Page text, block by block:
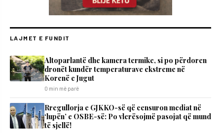
LAJMET E FUNDIT
Altoparlantë dhe kamera termike, si po përdoren
dronët kundër temperaturave ekstreme në
Korenë e Jugut
0 min më parë
Rregullorja e GJKKO-së që censuron mediat në
‘lupën’ e OSBE-së: Po vlerësojmë pasojat që mund
të sjellë!